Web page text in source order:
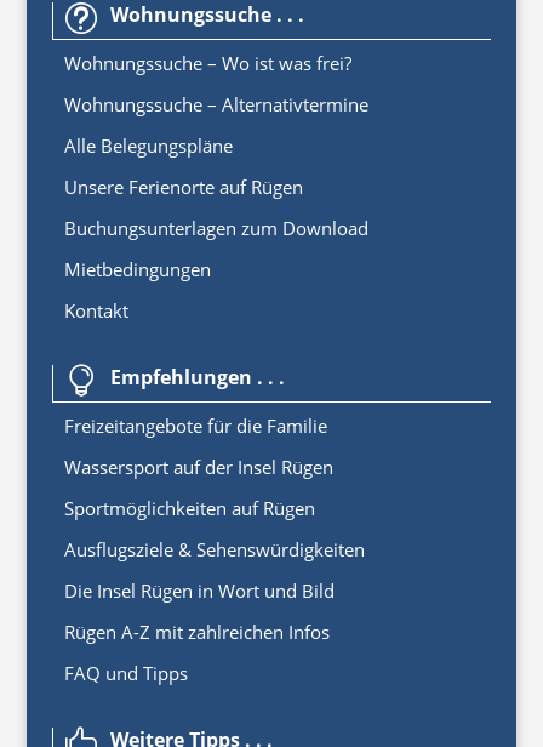
t Wohnungssuche . . .
Wohnungssuche – Wo ist was frei?
Wohnungssuche – Alternativtermine
Alle Belegungspläne
Unsere Ferienorte auf Rügen
Buchungsunterlagen zum Download
Mietbedingungen
Kontakt
 Empfehlungen . . .
Freizeitangebote für die Familie
Wassersport auf der Insel Rügen
Sportmöglichkeiten auf Rügen
Ausflugsziele & Sehenswürdigkeiten
Die Insel Rügen in Wort und Bild
Rügen A-Z mit zahlreichen Infos
FAQ und Tipps
Weitere Tipps . . .